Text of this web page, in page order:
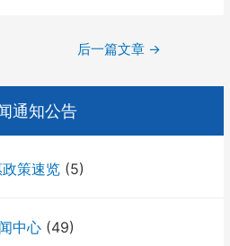
通知公告
策速览(5)
中心(49)
后一篇文章 →